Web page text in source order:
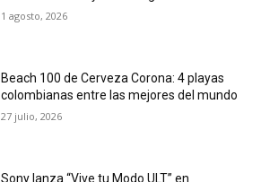
1 agosto, 2026
Beach 100 de Cerveza Corona: 4 playas
colombianas entre las mejores del mundo
27 julio, 2026
Sony lanza “Vive tu Modo ULT” en